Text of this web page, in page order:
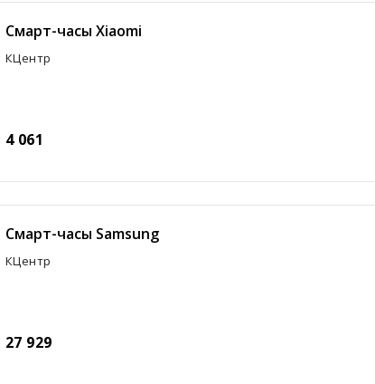
Смарт-часы Xiaomi
КЦентр
4 061
Смарт-часы Samsung
КЦентр
27 929